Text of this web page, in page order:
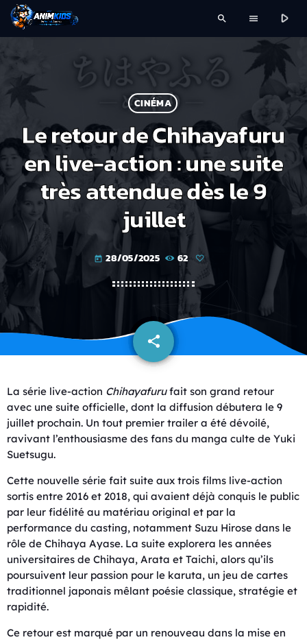
search menu play_arrow
CINÉMA
Le retour de Chihayafuru
en live-action : une suite
très attendue dès le 9
juillet
today 28/05/2025 62
share
email
La série live-action Chihayafurufait son grand retour
avec une suite officielle, dont la diffusion débutera le 9
juillet prochain. Un tout premier trailer a été dévoilé,
ravivant l’enthousiasme des fans du manga culte de Yuki
Suetsugu.
Cette nouvelle série fait suite aux trois films live-action
sortis entre 2016 et 2018, qui avaient déjà conquis le public
par leur fidélité au matériau original et par la
performance du casting, notamment Suzu Hirose dans le
rôle de Chihaya Ayase. La suite explorera les années
universitaires de Chihaya, Arata et Taichi, alors qu’ils
poursuivent leur passion pour le karuta, un jeu de cartes
traditionnel japonais mêlant poésie classique, stratégie et
rapidité.
Ce retour est marqué par un renouveau dans la mise en